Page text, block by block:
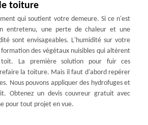
toiture
qui soutient votre demeure. Si ce n'est
entretenu, une perte de chaleur et une
sont envisageables. L'humidité sur votre
des végétaux nuisibles qui altèrent
toit. La première solution pour fuir ces
la toiture. Mais il faut d'abord repérer
Nous pouvons appliquer des hydrofuges et
Obtenez un devis couvreur gratuit avec
pour tout projet en vue.